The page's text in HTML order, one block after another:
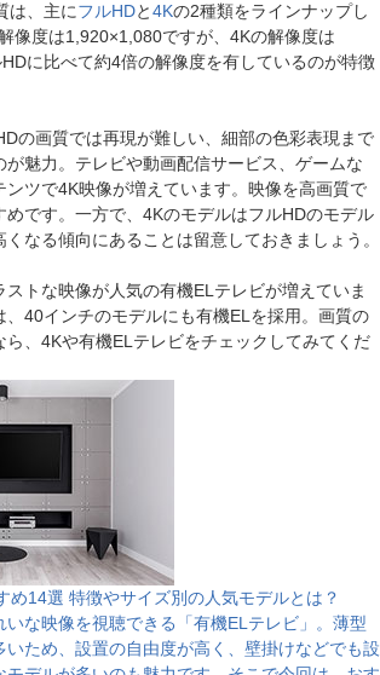
は、主にフルHDと4Kの2種類をラインナップし
像度は1,920×1,080ですが、4Kの解像度は
に比べて約4倍の解像度を有しているのが特徴
の画質では再現が難しい、細部の色彩表現まで
が魅力。テレビや動画配信サービス、ゲームな
ンツで4K映像が増えています。映像を高画質で
めです。一方で、4KのモデルはフルHDのモデル
なる傾向にあることは留意しておきましょう。
トな映像が人気の有機ELテレビが増えていま
、40インチのモデルにも有機ELを採用。画質の
ら、4Kや有機ELテレビをチェックしてみてくだ
め14選 特徴やサイズ別の人気モデルとは？
な映像を視聴できる「有機ELテレビ」。薄型
ため、設置の自由度が高く、壁掛けなどでも設